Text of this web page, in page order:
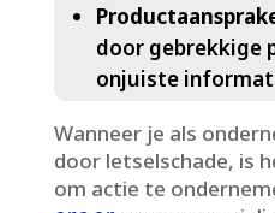
door gebrekkige
onjuiste
Wanneer je als
door letselschade, is
om actie te